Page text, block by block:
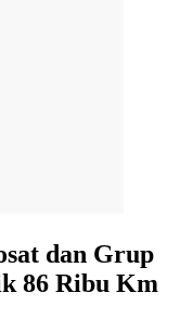
dan Grup
86 Ribu Km